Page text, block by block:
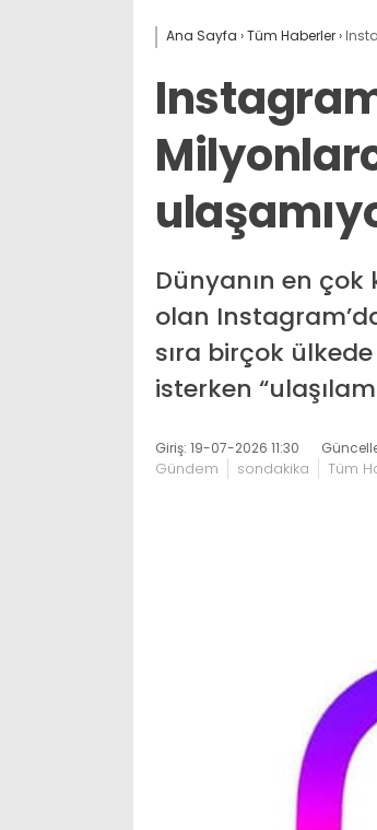
Ana Sayfa ›Tüm Haberler›
Dünyanın en
olan
sıra birçok
isterken
Giriş: 19-07-2026 11:30
Gündem sondakika Tüm